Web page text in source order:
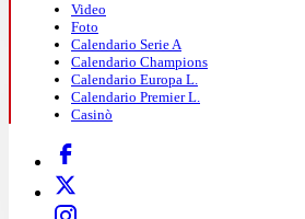
Video
Foto
Calendario Serie A
Calendario Champions
Calendario Europa L.
Calendario Premier L.
Casinò